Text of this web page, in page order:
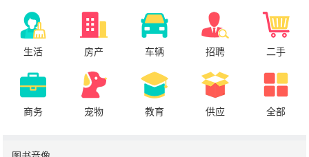
生活 房产 车辆 招聘 二手
商务 宠物 教育 供应 全部